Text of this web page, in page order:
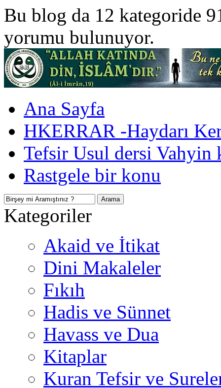
Bu blog da 12 kategoride
yorumu bulunuyor.
Ana Sayfa
HKERRAR -Haydarı
Tefsir Usul dersi Vahyin
Rastgele bir konu
Kategoriler
Akaid ve İtikat
Dini Makaleler
Fıkıh
Hadis ve Sünnet
Havass ve Dua
Kitaplar
Kuran Tefsir ve